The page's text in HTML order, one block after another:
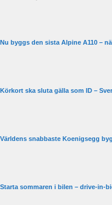
Nu byggs den sista Alpine A110 –
Körkort ska sluta gälla som ID –
Världens snabbaste Koenigsegg
Starta sommaren i bilen – drive-in-